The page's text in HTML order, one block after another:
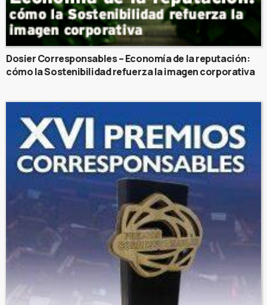
Dosier Corresponsables – Economía de la reputación:
cómo la Sostenibilidad refuerza la imagen corporativa